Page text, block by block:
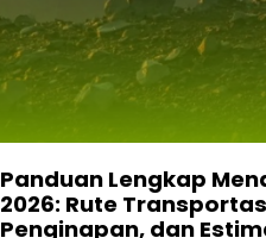
Panduan Lengkap
2026: Rute
Penginapan, dan